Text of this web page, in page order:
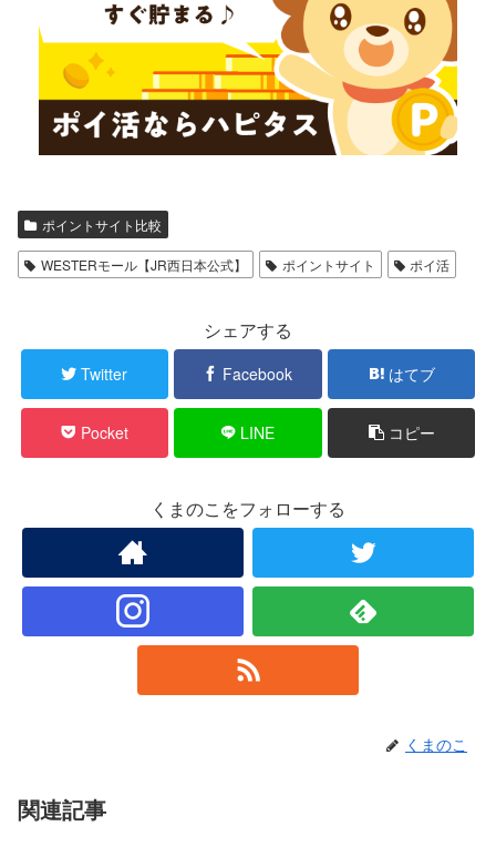
ポイントサイト比較
WESTERモール【JR西日本公式】 ポイントサイト ポイ活
シェアする
Twitter Facebook はてブ
Pocket LINE コピー
くまのこをフォローする
くまのこ
関連記事